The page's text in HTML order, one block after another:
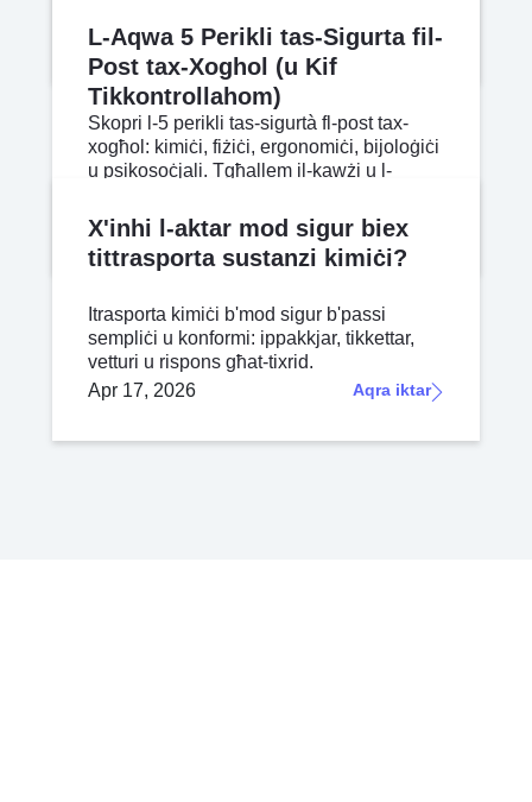
May 01, 2026
Aqra iktar
L-Aqwa 5 Perikli tas-Sigurta fil-
Post tax-Xoghol (u Kif
Tikkontrollahom)
Skopri l-5 perikli tas-sigurtà fl-post tax-
xogħol: kimiċi, fiżiċi, ergonomiċi, bijoloġiċi
u psikosoċjali. Tgħallem il-kawżi u l-
Apr 24, 2026
Aqra iktar
X'inhi l-aktar mod sigur biex
tittrasporta sustanzi kimiċi?
Itrasporta kimiċi b'mod sigur b'passi
sempliċi u konformi: ippakkjar, tikkettar,
vetturi u rispons għat-tixrid.
Apr 17, 2026
Aqra iktar